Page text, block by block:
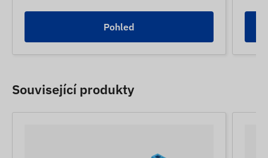
Pohled
Související produkty